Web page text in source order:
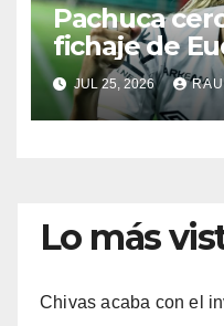
Pachuca
fichaje de
JUL 25, 2026
Lo más
Chivas acaba con el